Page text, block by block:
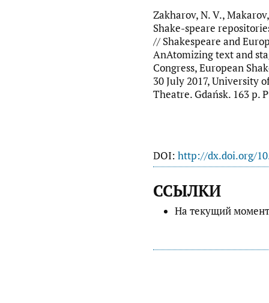
Zakharov, N. V.,
Shake-speare
// Shakespeare and
AnAtomizing text and
Congress, European
30 July 2017, University
Theatre. Gdańsk. 163 p.
DOI: http://dx.doi.org/
ССЫЛКИ
На текущий